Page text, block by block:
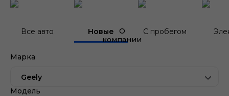
О
компании
Все авто Новые С пробегом
Марка
Geely
Модель